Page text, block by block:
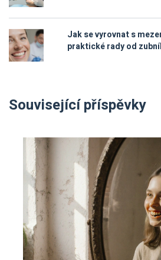
Jak se vyrovnat s
praktické rady od
Související příspěvky